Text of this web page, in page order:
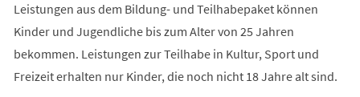
Leistungen aus dem Bildung- und Teilhabepaket können
Kinder und Jugendliche bis zum Alter von 25 Jahren
bekommen. Leistungen zur Teilhabe in Kultur, Sport und
Freizeit erhalten nur Kinder, die noch nicht 18 Jahre alt sind.